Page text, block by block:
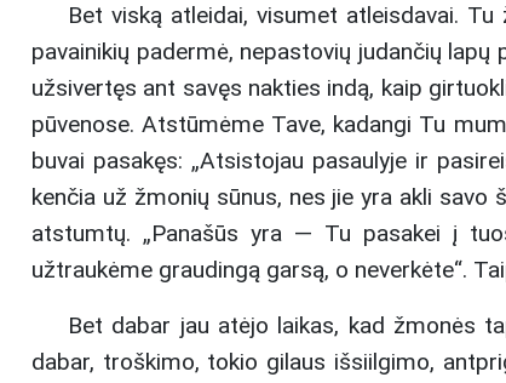
Bet viską atleidai, visumet atleisdavai.
pavainikių padermė, nepastovių judančių
užsivertęs ant savęs nakties indą, kaip
pūvenose. Atstūmėme Tave, kadangi Tu
buvai pasakęs: „Atsistojau pasaulyje ir
kenčia už žmonių sūnus, nes jie yra akli
atstumtų. „Panašūs yra — Tu pasakei į
užtraukėme graudingą garsą, o neverkėte“.
Bet dabar jau atėjo laikas, kad žmonės
dabar, troškimo, tokio gilaus išsiilgimo,